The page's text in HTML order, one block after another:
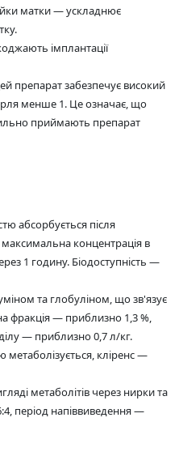
матки — ускладнює
імплантації
препарат забезпечує високий
менше 1. Це означає, що
приймають препарат
абсорбується після
концентрація в
1 годину. Біодоступність —
та глобуліном, що зв'язує
фракція — приблизно 1,3 %,
— приблизно 0,7 л/кг.
метаболізується, кліренс —
метаболітів через нирки та
період напіввиведення —